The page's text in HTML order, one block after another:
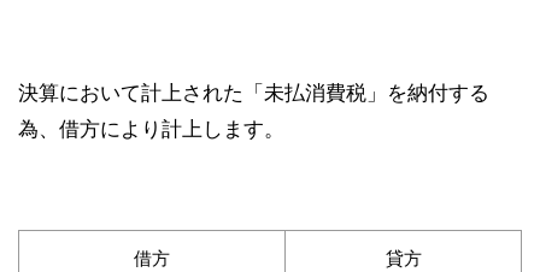
決算において計上された「未払消費税」を納付する
為、借方により計上します。
借方 貸方